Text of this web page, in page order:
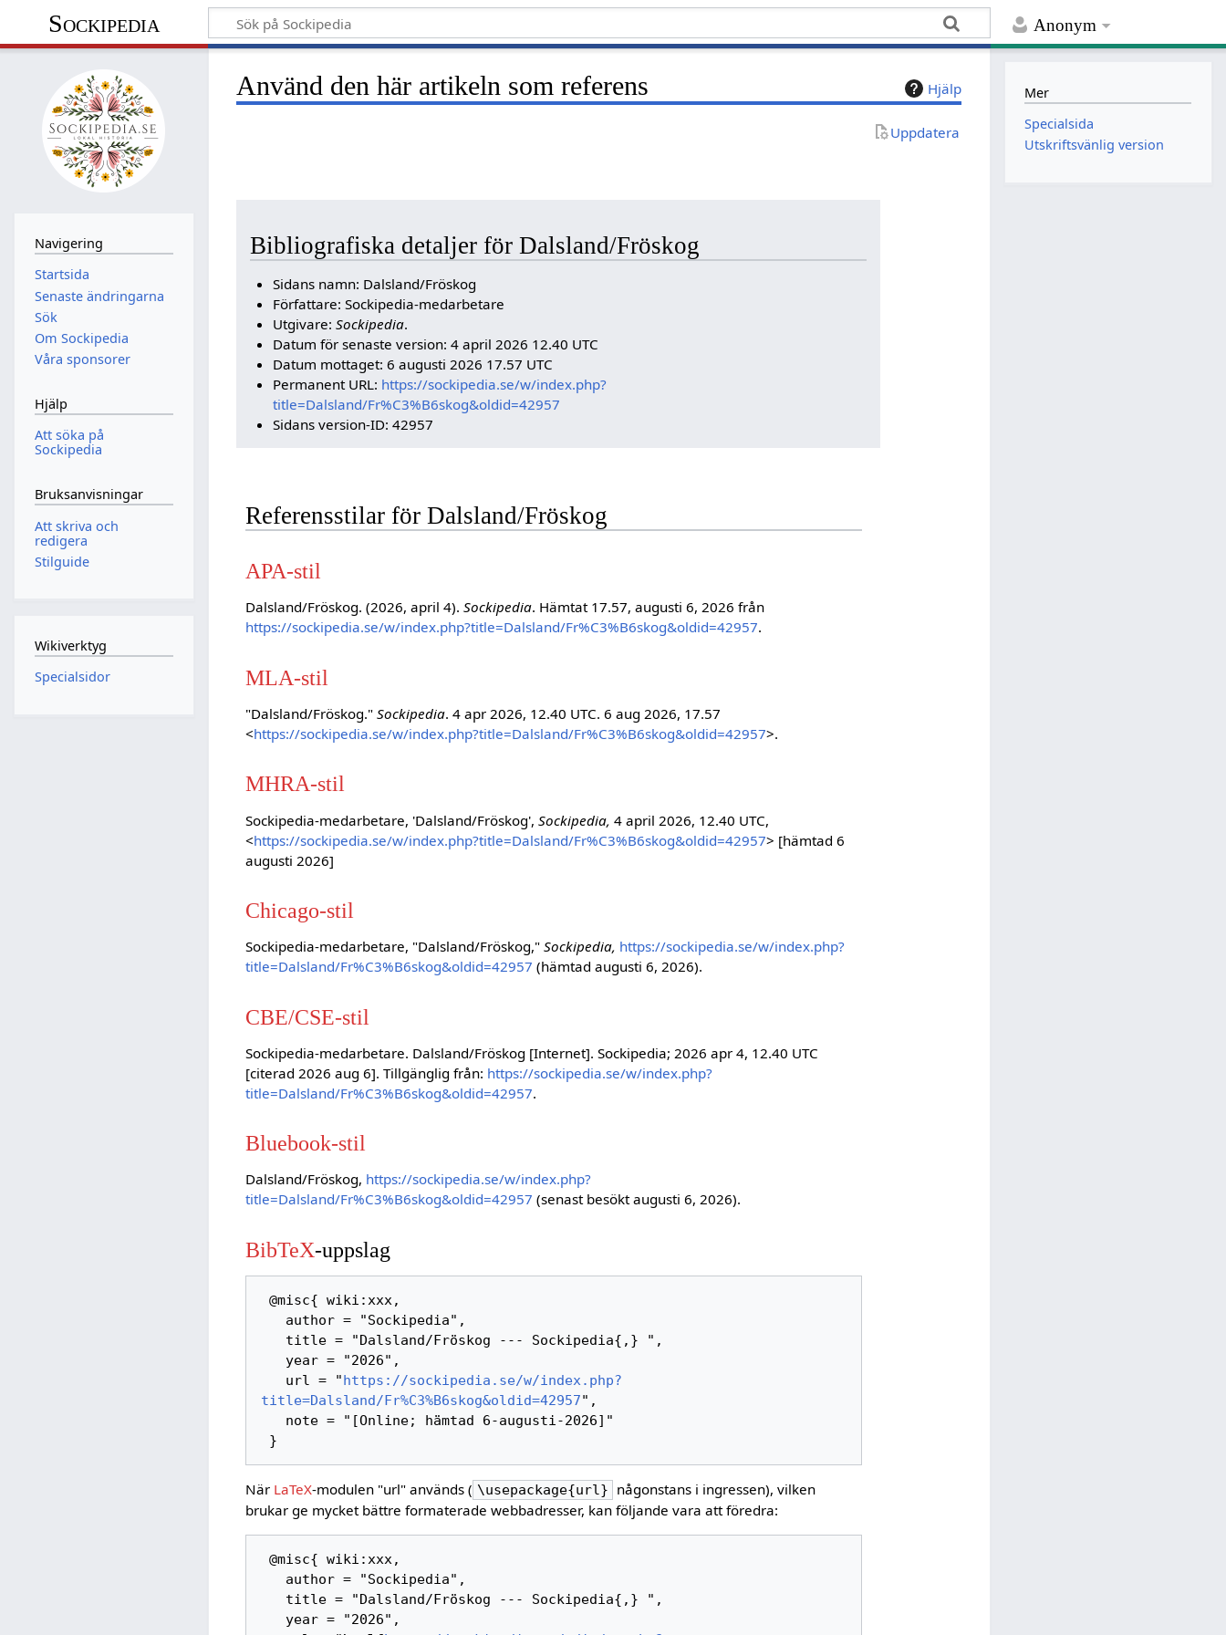
Anonym
Sockipedia
Hjälp
Använd den här artikeln som referens
Uppdatera
Bibliografiska detaljer för Dalsland/Fröskog
Sidans namn: Dalsland/Fröskog
Författare: Sockipedia-medarbetare
Utgivare: Sockipedia.
Datum för senaste version: 4 april 2026 12.40 UTC
Datum mottaget: 6 augusti 2026 17.57 UTC
Permanent URL: https://sockipedia.se/w/index.php?
title=Dalsland/Fr%C3%B6skog&oldid=42957
Sidans version-ID: 42957
Referensstilar för Dalsland/Fröskog
APA-stil
Dalsland/Fröskog. (2026, april 4).Sockipedia. Hämtat 17.57, augusti 6, 2026 från
https://sockipedia.se/w/index.php?title=Dalsland/Fr%C3%B6skog&oldid=42957.
MLA-stil
"Dalsland/Fröskog."Sockipedia. 4 apr 2026, 12.40 UTC. 6 aug 2026, 17.57
<https://sockipedia.se/w/index.php?title=Dalsland/Fr%C3%B6skog&oldid=42957>.
MHRA-stil
Sockipedia-medarbetare, 'Dalsland/Fröskog',Sockipedia, 4 april 2026, 12.40 UTC,
<https://sockipedia.se/w/index.php?title=Dalsland/Fr%C3%B6skog&oldid=42957> [hämtad 6
augusti 2026]
Chicago-stil
Sockipedia-medarbetare, "Dalsland/Fröskog,"Sockipedia, https://sockipedia.se/w/index.php?
title=Dalsland/Fr%C3%B6skog&oldid=42957 (hämtad augusti 6, 2026).
CBE/CSE-stil
Sockipedia-medarbetare. Dalsland/Fröskog [Internet]. Sockipedia; 2026 apr 4, 12.40 UTC
[citerad 2026 aug 6]. Tillgänglig från: https://sockipedia.se/w/index.php?
title=Dalsland/Fr%C3%B6skog&oldid=42957.
Bluebook-stil
Dalsland/Fröskog, https://sockipedia.se/w/index.php?
title=Dalsland/Fr%C3%B6skog&oldid=42957 (senast besökt augusti 6, 2026).
BibTeX-uppslag
   url = "
https://sockipedia.se/w/index.php?
title=Dalsland/Fr%C3%B6skog&oldid=42957",
När LaTeX-modulen "url" används ( \usepackage{url}
någonstans i ingressen), vilken
brukar ge mycket bättre formaterade webbadresser, kan följande vara att föredra:
Navigering
Startsida
Senaste ändringarna
Sök
Om Sockipedia
Våra sponsorer
Hjälp
Att söka på
Sockipedia
Bruksanvisningar
Att skriva och
redigera
Stilguide
Wikiverktyg
Specialsidor
Mer
Specialsida
Utskriftsvänlig version